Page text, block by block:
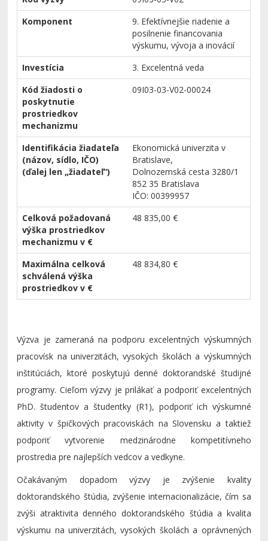
Komponent
9. Efektívnejšie riadenie a
posilnenie financovania
výskumu, vývoja a inovácií
Investícia
3. Excelentná veda
Kód žiadosti o
poskytnutie
prostriedkov
mechanizmu
09I03-03-V02-00024
Identifikácia žiadateľa
(názov, sídlo, IČO)
(ďalej len „žiadateľ“)
Ekonomická univerzita v
Bratislave,
Dolnozemská cesta 3280/1
852 35 Bratislava
IČO: 00399957
Celková požadovaná
výška prostriedkov
mechanizmu v €
48 835,00 €
Maximálna celková
schválená výška
prostriedkov v €
48 834,80 €
Výzva je zameraná na podporu excelentných výskumných
pracovísk na univerzitách, vysokých školách a výskumných
inštitúciách, ktoré poskytujú denné doktorandské študijné
programy. Cieľom výzvy je prilákať a podporiť excelentných
PhD. študentov a študentky (R1), podporiť ich výskumné
aktivity v špičkových pracoviskách na Slovensku a taktiež
podporiť vytvorenie medzinárodne kompetitívneho
prostredia pre najlepších vedcov a vedkyne.
Očakávaným dopadom výzvy je zvýšenie kvality
doktorandského štúdia, zvýšenie internacionalizácie, čím sa
zvýši atraktivita denného doktorandského štúdia a kvalita
výskumu na univerzitách, vysokých školách a oprávnených